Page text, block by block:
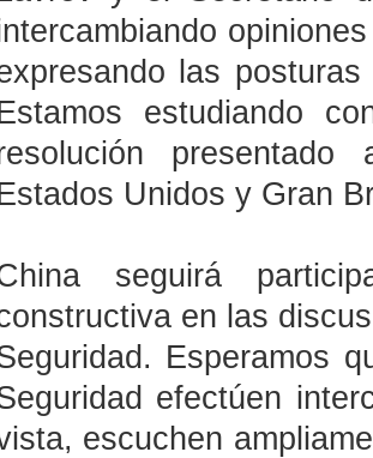
las
estudiando
Unidos y Gran
seguirá
en las
Esperamos
efectúen
escuchen